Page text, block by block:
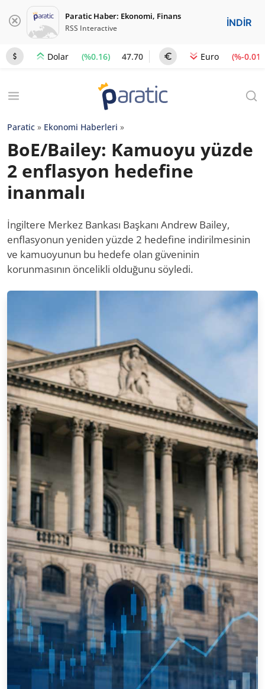
Paratic Haber: Ekonomi, Finans
RSS Interactive İNDİR
Dolar (%0.16) 47.70 Euro (%-0.01)
Paratic » Ekonomi Haberleri »
BoE/Bailey: Kamuoyu yüzde
2 enflasyon hedefine
inanmalı
İngiltere Merkez Bankası Başkanı Andrew Bailey,
enflasyonun yeniden yüzde 2 hedefine indirilmesinin
ve kamuoyunun bu hedefe olan güveninin
korunmasının öncelikli olduğunu söyledi.